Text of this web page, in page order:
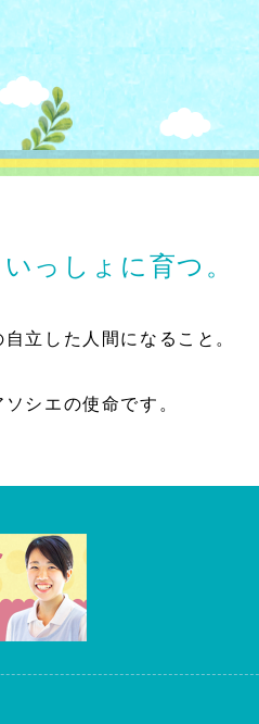
っしょに育つ。
立した人間になること。
シエの使命です。